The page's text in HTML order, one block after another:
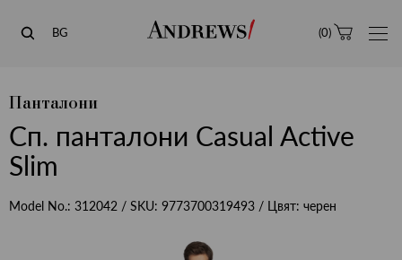
Andrews
BG (0)
Панталони
Сп. панталони Casual Active
Slim
Model No.: 312042 / SKU: 9773700319493 / Цвят: черен